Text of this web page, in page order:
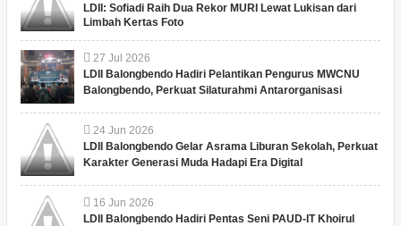
LDII: Sofiadi Raih Dua Rekor MURI Lewat Lukisan dari
Limbah Kertas Foto
27 Jul 2026
LDII Balongbendo Hadiri Pelantikan Pengurus MWCNU
Balongbendo, Perkuat Silaturahmi Antarorganisasi
24 Jun 2026
LDII Balongbendo Gelar Asrama Liburan Sekolah, Perkuat
Karakter Generasi Muda Hadapi Era Digital
16 Jun 2026
LDII Balongbendo Hadiri Pentas Seni PAUD-IT Khoirul